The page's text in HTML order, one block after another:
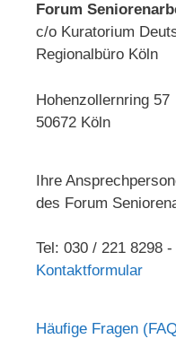
Forum
c/o Kuratorium
Regionalbüro Köln
Hohenzollernring 57
50672 Köln
Ihre
des Forum
Tel: 030 / 221 8298 -
Kontaktformular
Häufige Fragen